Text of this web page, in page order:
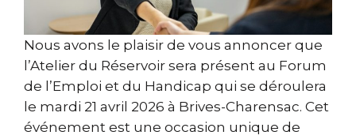
Nous avons le plaisir de vous annoncer que
l’Atelier du Réservoir sera présent au Forum
de l’Emploi et du Handicap qui se déroulera
le mardi 21 avril 2026 à Brives-Charensac. Cet
événement est une occasion unique de